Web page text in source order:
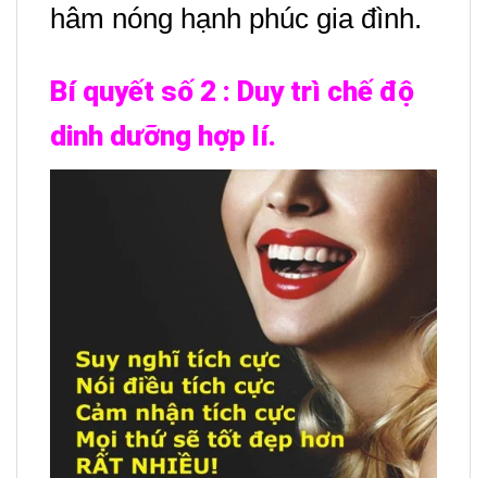
hâm nóng hạnh phúc gia đình.
Bí quyết số 2 : Duy trì chế độ
dinh dưỡng hợp lí.